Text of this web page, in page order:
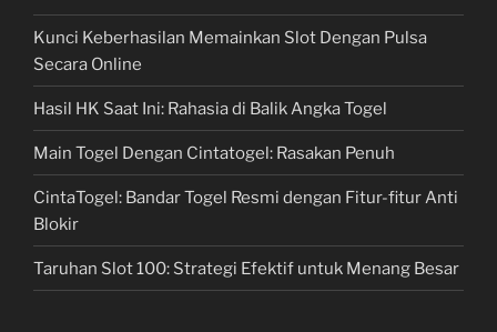
Kunci Keberhasilan Memainkan Slot Dengan Pulsa
Secara Online
Hasil HK Saat Ini: Rahasia di Balik Angka Togel
Main Togel Dengan Cintatogel: Rasakan Penuh
CintaTogel: Bandar Togel Resmi dengan Fitur-fitur Anti
Blokir
Taruhan Slot 100: Strategi Efektif untuk Menang Besar